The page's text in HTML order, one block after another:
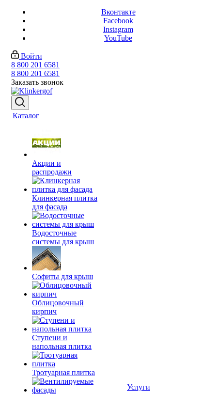
Вконтакте
Facebook
Instagram
YouTube
Войти
8 800 201 6581
8 800 201 6581
Заказать звонок
Каталог
Акции и
распродажи
Клинкерная плитка
для фасада
Водосточные
системы для крыш
Софиты для крыш
Облицовочный
кирпич
Ступени и
напольная плитка
Тротуарная плитка
Услуги